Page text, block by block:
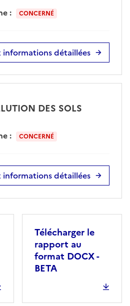
: CONCERNÉ
informations détaillées
DES SOLS
: CONCERNÉ
informations détaillées
Télécharger le
rapport au
format DOCX -
BETA